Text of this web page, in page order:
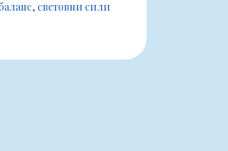
световни сили